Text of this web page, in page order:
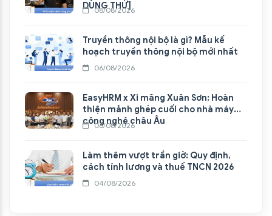
DÙNG THỬ]
08/08/2026
Truyền thông nội bộ là gì? Mẫu kế
hoạch truyền thông nội bộ mới nhất
06/08/2026
EasyHRM x Xi măng Xuân Sơn: Hoàn
thiện mảnh ghép cuối cho nhà máy
công nghệ châu Âu
06/08/2026
Làm thêm vượt trần giờ: Quy định,
cách tính lương và thuế TNCN 2026
04/08/2026